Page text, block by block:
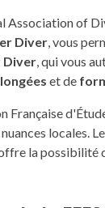
Association of
Diver , vous
Diver , qui vous
et de
Française
locales. Le
la possibilité